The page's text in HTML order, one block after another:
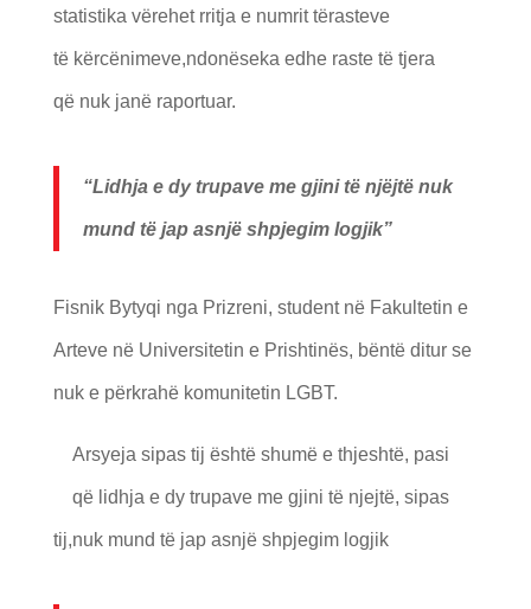
statistika vërehet rritja e numrit tërasteve
të kërcënimeve,ndonëseka edhe raste të tjera
që nuk janë raportuar.
“Lidhja e dy trupave me gjini të njëjtë nuk
mund të jap asnjë shpjegim logjik”
Fisnik Bytyqi nga Prizreni, student në Fakultetin e
Arteve në Universitetin e Prishtinës, bëntë ditur se
nuk e përkrahë komunitetin LGBT.
Arsyeja sipas tij është shumë e thjeshtë, pasi
që lidhja e dy trupave me gjini të njejtë, sipas
tij,nuk mund të jap asnjë shpjegim logjik